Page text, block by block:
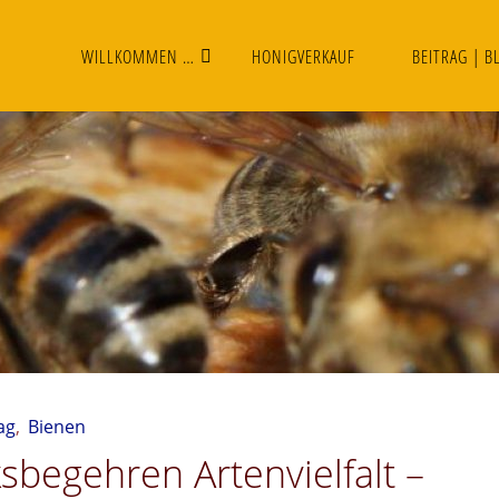
WILLKOMMEN … HONIGVERKAUF BEITRAG |
, Bienen
Artenvielfalt –